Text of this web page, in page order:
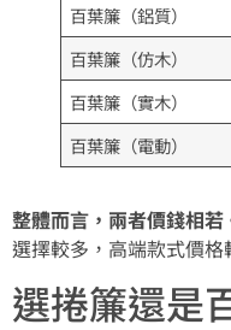
百葉簾（鋁質）
百葉簾（仿木）
百葉簾（實木）
百葉簾（電動）
整體而言，兩者價錢相若
選擇較多，高端款式價格
選捲簾還是